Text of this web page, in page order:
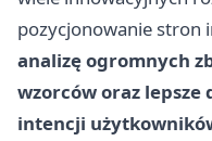
pozycjonowanie stron
analizę ogromnych
wzorców oraz lepsze
intencji